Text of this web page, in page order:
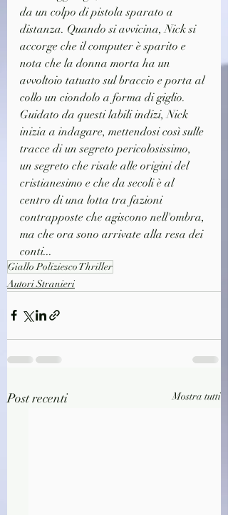
da un colpo di pistola sparato a
distanza. Quando si avvicina, Nick si
accorge che il computer è sparito e
nota che la donna morta ha un
avvoltoio tatuato sul braccio e porta al
collo un ciondolo a forma di giglio.
Guidato da questi labili indizi, Nick
inizia a indagare, mettendosi così sulle
tracce di un segreto pericolosissimo,
un segreto che risale alle origini del
cristianesimo e che da secoli è al
centro di una lotta tra fazioni
contrapposte che agiscono nell'ombra,
ma che ora sono arrivate alla resa dei
conti...
Giallo Poliziesco Thriller
Autori Stranieri
Post recenti Mostra tutti